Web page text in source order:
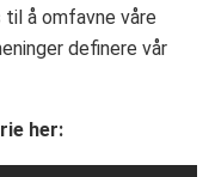
å omfavne våre
definere vår
her: